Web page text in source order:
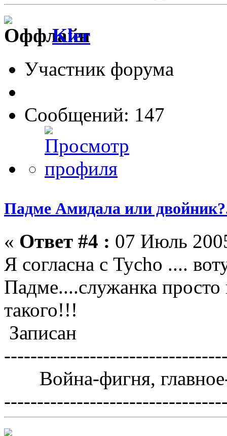
Kler
Участник форума
Сообщений: 147
Падме Амидала или
« Ответ #4 : 07 Июль
Я согласна с Tycho ....
Падме....служанка просто
такого!!!
Записан
Война-фигня,